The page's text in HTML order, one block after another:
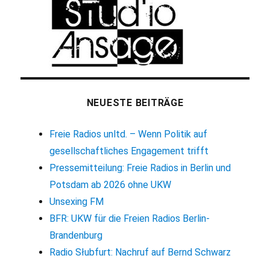
NEUESTE BEITRÄGE
Freie Radios unltd. – Wenn Politik auf
gesellschaftliches Engagement trifft
Pressemitteilung: Freie Radios in Berlin und
Potsdam ab 2026 ohne UKW
Unsexing FM
BFR: UKW für die Freien Radios Berlin-
Brandenburg
Radio Słubfurt: Nachruf auf Bernd Schwarz